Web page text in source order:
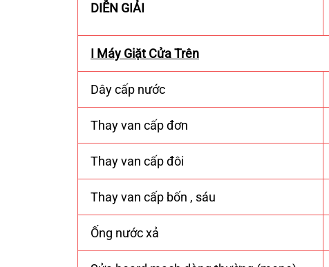
DIỄN GIẢI
I Máy Giặt Cửa Trên
Dây cấp nước
Thay van cấp đơn
Thay van cấp đôi
Thay van cấp bốn , sáu
Ống nước xả